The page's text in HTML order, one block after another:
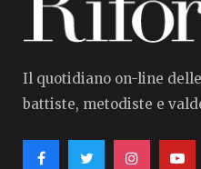
Il quotidiano on-line
battiste, metodiste e